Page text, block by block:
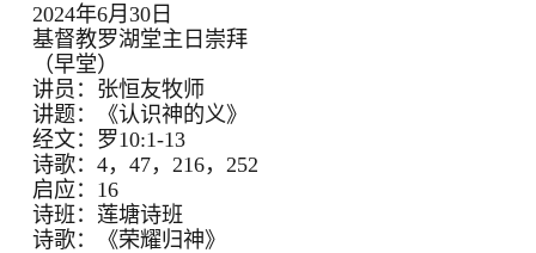
2024年6月30日
基督教罗湖堂主日崇拜
（早堂）
讲员：张恒友牧师
讲题：《认识神的义》
经文：罗10:1-13
诗歌：4，47，216，252
启应：16
诗班：莲塘诗班
诗歌：《荣耀归神》